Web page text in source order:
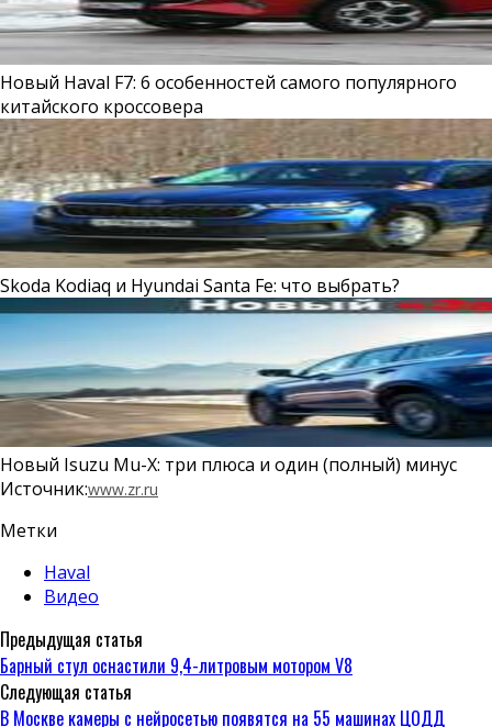
Новый Haval F7: 6 особенностей самого популярного
китайского кроссовера
Skoda Kodiaq и Hyundai Santa Fe: что выбрать?
Новый Isuzu Mu-X: три плюса и один (полный) минус
Источник:www.zr.ru
Метки
Haval
Видео
Предыдущая статья
Барный стул оснастили 9,4-литровым мотором V8
Следующая статья
В Москве камеры с нейросетью появятся на 55 машинах ЦОДД